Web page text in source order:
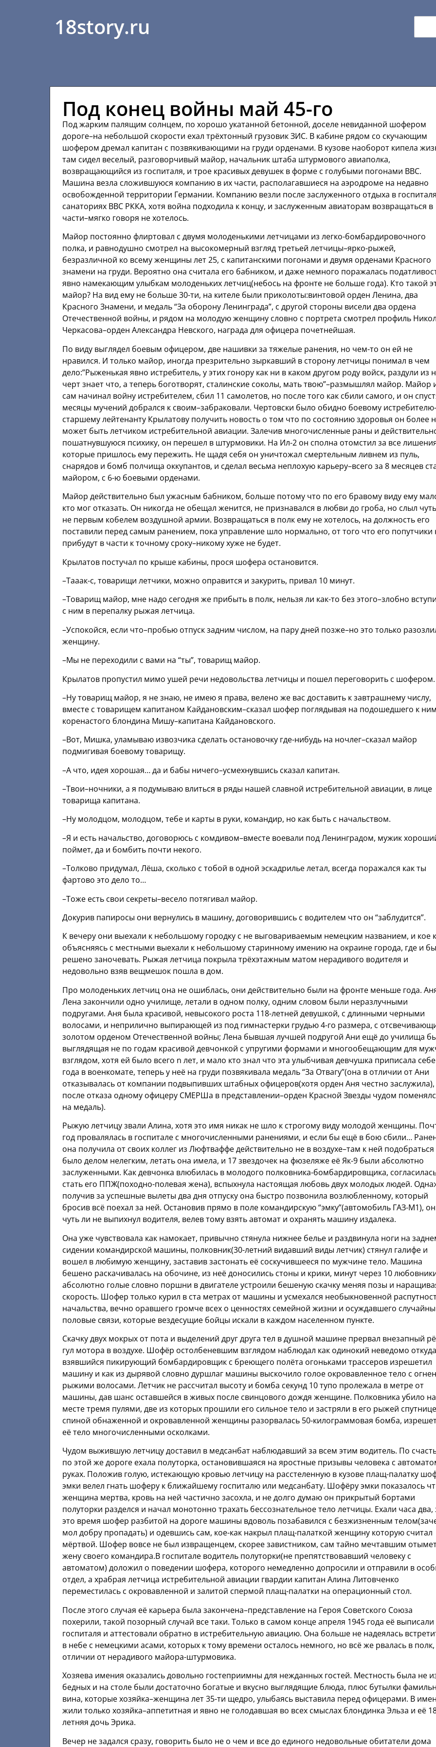
18story.ru
Под конец войны май 45-го
Под жарким палящим солнцем, по хорошо укатанной бетонной, доселе невиданной шофером
дороге–на небольшой скорости ехал трёхтонный грузовик ЗИС. В кабине рядом со скучающим
шофером дремал капитан с позвякивающими на груди орденами. В кузове наоборот кипела
там сидел веселый, разговорчивый майор, начальник штаба штурмового авиаполка,
возвращающийся из госпиталя, и трое красивых девушек в форме с голубыми погонами ВВС.
Машина везла сложившуюся компанию в их части, располагавшиеся на аэродроме на недавно
освобожденной территории Германии. Компанию везли после заслуженного отдыха в
санаториях ВВС РККА, хотя война подходила к концу, и заслуженным авиаторам возвращаться в
части–мягко говоря не хотелось.
Майор постоянно флиртовал с двумя молоденькими летчицами из легко-бомбардировочного
полка, и равнодушно смотрел на высокомерный взгляд третьей летчицы–ярко-рыжей,
безразличной ко всему женщины лет 25, с капитанскими погонами и двумя орденами Красного
знамени на груди. Вероятно она считала его бабником, и даже немного поражалась
явно намекающим улыбкам молоденьких летчиц(небось на фронте не больше года). Кто такой
майор? На вид ему не больше 30-ти, на кителе были приколоты:винтовой орден Ленина, два
Красного Знамени, и медаль “За оборону Ленинграда”, с другой стороны висели два ордена
Отечественной войны, и рядом на молодую женщину словно с портрета смотрел профиль
Черкасова–орден Александра Невского, награда для офицера почетнейшая.
По виду выглядел боевым офицером, две нашивки за тяжелые ранения, но чем-то он ей не
нравился. И только майор, иногда презрительно зыркавший в сторону летчицы понимал в чем
дело:”Рыженькая явно истребитель, у этих гонору как ни в каком другом роду войск, раздули из
черт знает что, а теперь боготворят, сталинские соколы, мать твою”–размышлял майор. Майор
сам начинал войну истребителем, сбил 11 самолетов, но после того как сбили самого, и он
месяцы мучений добрался к своим–забраковали. Чертовски было обидно боевому
старшему лейтенанту Крылатову получить новость о том что по состоянию здоровья он более
может быть летчиком истребительной авиации. Залечив многочисленные раны и
пошатнувшуюся психику, он перешел в штурмовики. На Ил-2 он сполна отомстил за все
которые пришлось ему пережить. Не щадя себя он уничтожал смертельным ливнем из пуль,
снарядов и бомб полчища оккупантов, и сделал весьма неплохую карьеру–всего за 8 месяцев
майором, с 6-ю боевыми орденами.
Майор действительно был ужасным бабником, больше потому что по его бравому виду ему
кто мог отказать. Он никогда не обещал женится, не признавался в любви до гроба, но слыл
не первым кобелем воздушной армии. Возвращаться в полк ему не хотелось, на должность его
поставили перед самым ранением, пока управление шло нормально, от того что его попутчики
прибудут в части к точному сроку–никому хуже не будет.
Крылатов постучал по крыше кабины, прося шофера остановится.
–Тааак-с, товарищи летчики, можно оправится и закурить, привал 10 минут.
–Товарищ майор, мне надо сегодня же прибыть в полк, нельзя ли как-то без этого–злобно
с ним в перепалку рыжая летчица.
–Успокойся, если что–пробью отпуск задним числом, на пару дней позже–но это только
женщину.
–Мы не переходили с вами на “ты”, товарищ майор.
Крылатов пропустил мимо ушей речи недовольства летчицы и пошел переговорить с шофером.
–Ну товарищ майор, я не знаю, не имею я права, велено же вас доставить к завтрашнему числу,
вместе с товарищем капитаном Кайдановским–сказал шофер поглядывая на подошедшего к
коренастого блондина Мишу–капитана Кайдановского.
–Вот, Мишка, уламываю извозчика сделать остановочку где-нибудь на ночлег–сказал майор
подмигивая боевому товарищу.
–А что, идея хорошая… да и бабы ничего–усмехнувшись сказал капитан.
–Твои–ночники, а я подумываю влиться в ряды нашей славной истребительной авиации, в лице
товарища капитана.
–Ну молодцом, молодцом, тебе и карты в руки, командир, но как быть с начальством.
–Я и есть начальство, договорюсь с комдивом–вместе воевали под Ленинградом, мужик
поймет, да и бомбить почти некого.
–Толково придумал, Лёша, сколько с тобой в одной эскадрилье летал, всегда поражался как ты
фартово это дело то…
–Тоже есть свои секреты–весело потягивал майор.
Докурив папиросы они вернулись в машину, договорившись с водителем что он “заблудится”.
К вечеру они выехали к небольшому городку с не выговариваемым немецким названием, и кое
объясняясь с местными выехали к небольшому старинному имению на окраине города, где и
решено заночевать. Рыжая летчица покрыла трёхэтажным матом нерадивого водителя и
недовольно взяв вещмешок пошла в дом.
Про молоденьких летчиц она не ошиблась, они действительно были на фронте меньше года.
Лена закончили одно училище, летали в одном полку, одним словом были неразлучными
подругами. Аня была красивой, невысокого роста 118-летней девушкой, с длинными черными
волосами, и неприлично выпирающей из под гимнастерки грудью 4-го размера, с
золотом орденом Отечественной войны; Лена бывшая лучшей подругой Ани ещё до училища
выглядящая не по годам красивой девчонкой с упругими формами и многообещающим для
взглядом, хотя ей было всего n лет, и мало кто знал что эта улыбчивая девчушка приписала
года в военкомате, теперь у неё на груди позвякивала медаль “За Отвагу”(она в отличии от Ани
отказывалась от компании подвыпивших штабных офицеров(хотя орден Аня честно
после отказа одному офицеру СМЕРШа в представлении–орден Красной Звезды чудом
на медаль).
Рыжую летчицу звали Алина, хотя это имя никак не шло к строгому виду молодой женщины.
год провалялась в госпитале с многочисленными ранениями, и если бы ещё в бою сбили…
она получила от своих коллег из Люфтваффе действительно не в воздухе–там к ней подобраться
было делом нелегким, летать она имела, и 17 звездочек на фюзеляже её Як-9 были абсолютно
заслуженными. Как девчонка влюбилась в молодого полковника-бомбардировщика,
стать его ППЖ(походно-полевая жена), вспыхнула настоящая любовь двух молодых людей.
получив за успешные вылеты два дня отпуску она быстро позвонила возлюбленному, который
бросив всё поехал за ней. Остановив прямо в поле командирскую “эмку”(автомобиль ГАЗ-М1), он
чуть ли не выпихнул водителя, велев тому взять автомат и охранять машину издалека.
Она уже чувствовала как намокает, привычно стянула нижнее белье и раздвинула ноги на
сидении командирской машины, полковник(30-летний видавший виды летчик) стянул галифе и
вошел в любимую женщину, заставив застонать её соскучившееся по мужчине тело. Машина
бешено раскачивалась на обочине, из неё доносились стоны и крики, минут через 10
абсолютно голые словно поршни в двигателе устроили бешеную скачку меняя позы и
скорость. Шофер только курил в ста метрах от машины и усмехался необыкновенной
начальства, вечно оравшего громче всех о ценностях семейной жизни и осуждавшего
половые связи, которые вездесущие бойцы искали в каждом населенном пункте.
Скачку двух мокрых от пота и выделений друг друга тел в душной машине прервал внезапный
гул мотора в воздухе. Шофёр остолбеневшим взглядом наблюдал как одинокий неведомо откуда
взявшийся пикирующий бомбардировщик с бреющего полёта огоньками трассеров изрешетил
машину и как из дырявой словно дуршлаг машины выскочило голое окровавленное тело с
рыжими волосами. Летчик не рассчитал высоту и бомба секунд 10 тупо пролежала в метре от
машины, дав шанс оставшейся в живых после свинцового дождя женщине. Полковника убило на
месте тремя пулями, две из которых прошили его сильное тело и застряли в его рыжей
спиной обнаженной и окровавленной женщины разорвалась 50-килограммовая бомба,
её тело многочисленными осколками.
Чудом выжившую летчицу доставил в медсанбат наблюдавший за всем этим водитель. По
по этой же дороге ехала полуторка, остановившаяся на яростные призывы человека с
руках. Положив голую, истекающую кровью летчицу на расстеленную в кузове плащ-палатку
эмки велел гнать шоферу к ближайшему госпиталю или медсанбату. Шофёру эмки показалось
женщина мертва, кровь на ней частично засохла, и не долго думаю он прикрытый бортами
полуторки разделся и начал монотонно трахать бессознательное тело летчицы. Ехали часа два,
это время шофер разбитой на дороге машины вдоволь позабавился с безжизненным
мол добру пропадать) и одевшись сам, кое-как накрыл плащ-палаткой женщину которую считал
мёртвой. Шофер вовсе не был извращенцем, скорее завистником, сам тайно мечтавшим
жену своего командира.В госпитале водитель полуторки(не препятствовавший человеку с
автоматом) доложил о поведении шофера, которого немедленно допросили и отправили в
отдел, а храбрая летчица истребительной авиации гвардии капитан Алина Литовченко
переместилась с окровавленной и залитой спермой плащ-палатки на операционный стол.
После этого случая её карьера была закончена–представление на Героя Советского Союза
похерили, такой позорный случай все таки. Только в самом конце апреля 1945 года её выписали
госпиталя и аттестовали обратно в истребительную авиацию. Она больше не надеялась
в небе с немецкими асами, которых к тому времени осталось немного, но всё же рвалась в полк,
отличии от нерадивого майора-штурмовика.
Хозяева имения оказались довольно гостеприимны для нежданных гостей. Местность была не
бедных и на столе были достаточно богатые и вкусно выглядящие блюда, плюс бутылки
вина, которые хозяйка–женщина лет 35-ти щедро, улыбаясь выставила перед офицерами. В
жили только хозяйка–аппетитная и явно не голодавшая во всех смыслах блондинка Эльза и её
летняя дочь Эрика.
Вечер не задался сразу, говорить было не о чем и все до единого недовольные обитатели дома